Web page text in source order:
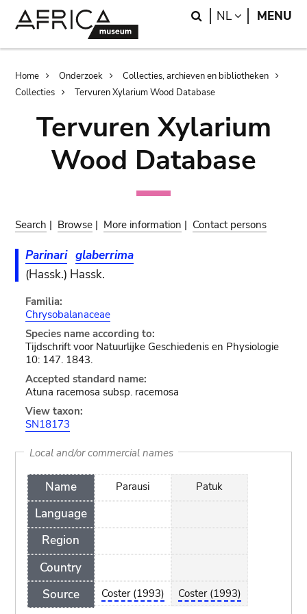
Search
NL LANGUAGE
MENU
Breadcrumb
Home Onderzoek
Collecties, archieven en bibliotheken
Collecties
Tervuren Xylarium Wood Database
Tervuren Xylarium
Wood Database
Search | Browse | More information | Contact persons
Parinari glaberrima
(Hassk.) Hassk.
Familia:
Chrysobalanaceae
Species name according to:
Tijdschrift voor Natuurlijke Geschiedenis en Physiologie
10: 147. 1843.
Accepted standard name:
Atuna racemosa subsp. racemosa
View taxon:
SN18173
Local and/or commercial names
Name
Language
Region
Country
Source
Parausi
Coster (1993)
Patuk
Coster (1993)